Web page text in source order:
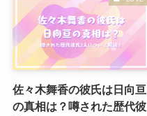
佐々木舞香の彼氏は日向亘
の真相は？噂された歴代彼